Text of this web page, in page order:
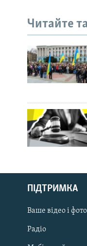
Русский
Qırımtatar
ДОЛУЧАЙСЯ!
Читайте
ПІДТРИМКА
Ваше відео і фото
Радіо